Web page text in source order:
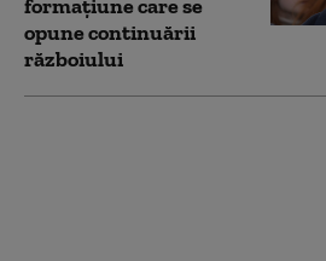
formațiune care se
opune continuării
războiului